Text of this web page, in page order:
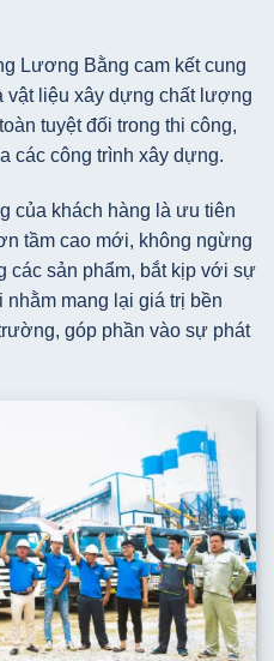
Lương Bằng cam kết cung
vật liệu xây dựng chất lượng
tuyệt đối trong thi công,
các công trình xây dựng.
của khách hàng là ưu tiên
tầm cao mới, không ngừng
các sản phẩm, bắt kịp với sự
mang lại giá trị bền
góp phần vào sự phát